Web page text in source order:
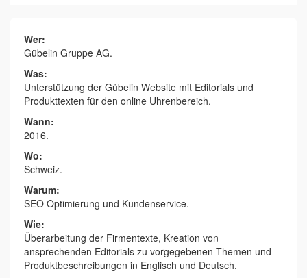
Wer:
Gübelin Gruppe AG.
Was:
Unterstützung der Gübelin Website mit Editorials und
Produkttexten für den online Uhrenbereich.
Wann:
2016.
Wo:
Schweiz.
Warum:
SEO Optimierung und Kundenservice.
Wie:
Überarbeitung der Firmentexte, Kreation von
ansprechenden Editorials zu vorgegebenen Themen und
Produktbeschreibungen in Englisch und Deutsch.